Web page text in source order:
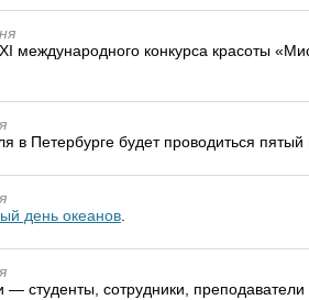
международного конкурса красоты
в Петербурге будет проводиться
день океанов.
— студенты, сотрудники,